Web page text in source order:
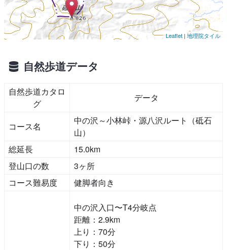
Leaflet| 地理院タイル
自然歩道データ
自然歩道カタロ
グ
データ
コース名
中の沢～小林峠・源八沢ルート（砥石
山）
総延長
15.0km
登山口の数
3ヶ所
コース難易度
健脚者向き
中の沢入口〜T4分岐点
距離：2.9km
上り：70分
下り：50分